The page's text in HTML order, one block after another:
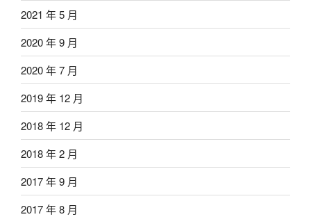
2021 年 5 月
2020 年 9 月
2020 年 7 月
2019 年 12 月
2018 年 12 月
2018 年 2 月
2017 年 9 月
2017 年 8 月